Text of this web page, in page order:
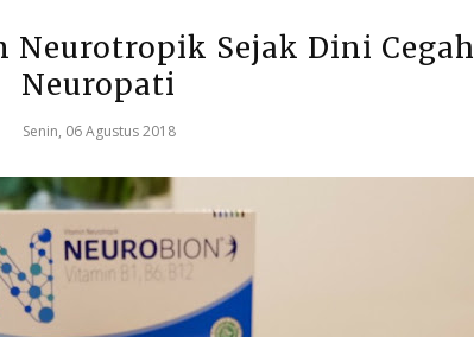
Sejak Dini Cegah
Neuropati
Senin, 06 Agustus 2018